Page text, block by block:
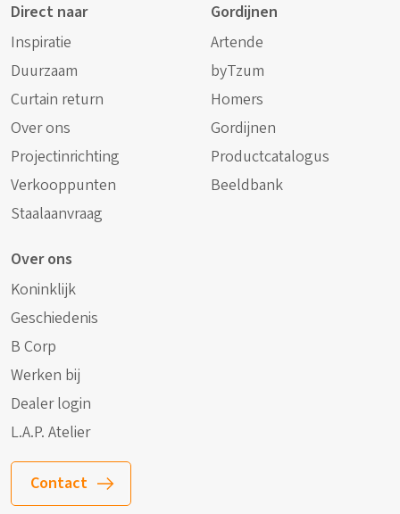
Direct naar
Inspiratie
Duurzaam
Curtain return
Over ons
Projectinrichting
Verkooppunten
Staalaanvraag
Gordijnen
Artende
byTzum
Homers
Gordijnen
Productcatalogus
Beeldbank
Over ons
Koninklijk
Geschiedenis
B Corp
Werken bij
Dealer login
L.A.P. Atelier
Contact